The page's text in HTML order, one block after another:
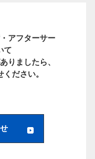
アフターサー
て
りましたら、
ださい。